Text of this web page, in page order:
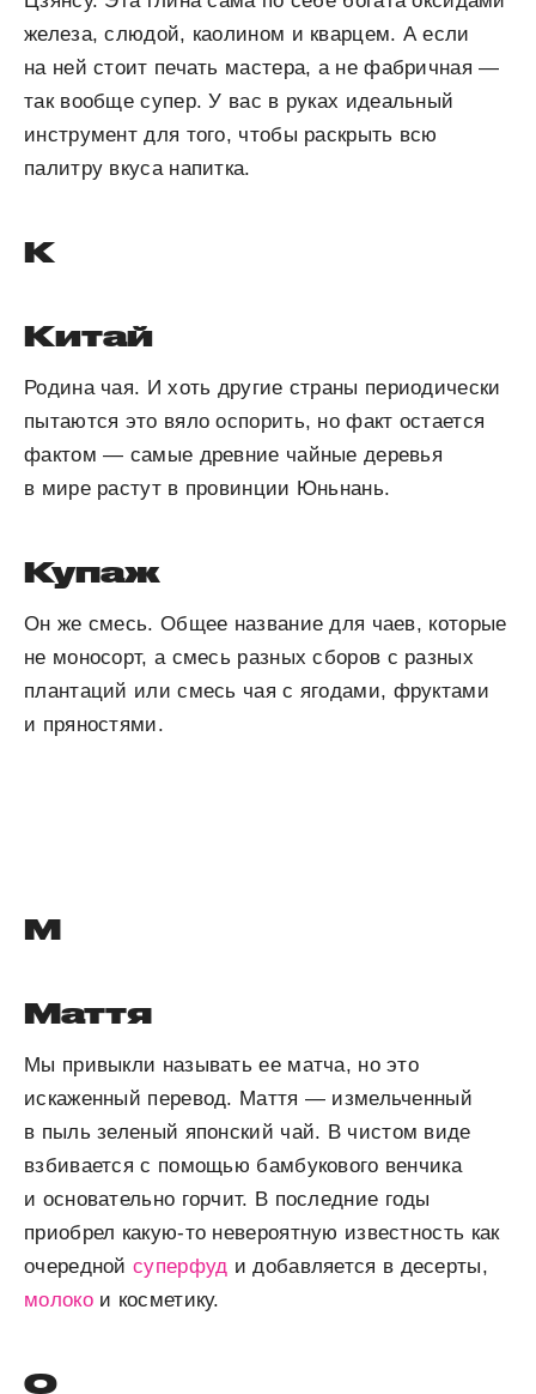
железа, слюдой, каолином и кварцем. А если
на ней стоит печать мастера, а не фабричная —
так вообще супер. У вас в руках идеальный
инструмент для того, чтобы раскрыть всю
палитру вкуса напитка.
К
Китай
Родина чая. И хоть другие страны периодически
пытаются это вяло оспорить, но факт остается
фактом — самые древние чайные деревья
в мире растут в провинции Юньнань.
Купаж
Он же смесь. Общее название для чаев, которые
не моносорт, а смесь разных сборов с разных
плантаций или смесь чая с ягодами, фруктами
и пряностями.
М
Маття
Мы привыкли называть ее матча, но это
искаженный перевод. Маття — измельченный
в пыль зеленый японский чай. В чистом виде
взбивается с помощью бамбукового венчика
и основательно горчит. В последние годы
приобрел какую-то невероятную известность как
очереднойсуперфуд и добавляется в десерты,
молокои косметику.
О